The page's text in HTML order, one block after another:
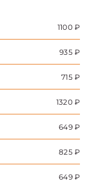
1100 ₽
935 ₽
715 ₽
1320 ₽
649 ₽
825 ₽
649 ₽